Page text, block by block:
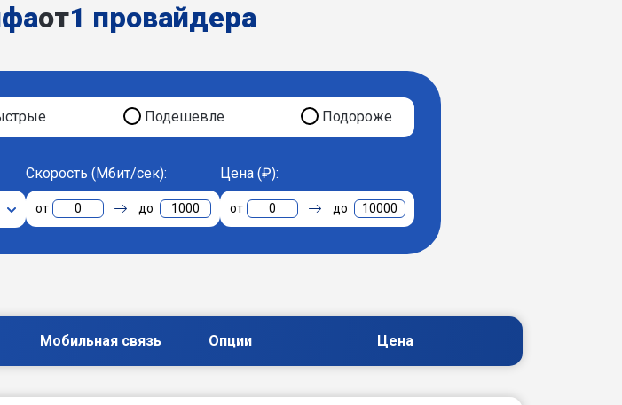
от1 провайдера
Подешевле Подороже
Скорость (Мбит/сек):
0 1000
Цена (₽):
0 10000
Мобильная связь Опции Цена